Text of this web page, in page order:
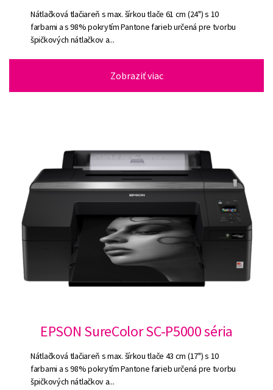
Nátlačková tlačiareň s max. šírkou tlače 61 cm (24") s 10
farbami a s 98% pokrytím Pantone farieb určená pre tvorbu
špičkových nátlačkov a...
Zobraziť viac
EPSON SureColor SC-P5000 séria
Nátlačková tlačiareň s max. šírkou tlače 43 cm (17") s 10
farbami a s 98% pokrytím Pantone farieb určená pre tvorbu
špičkových nátlačkov a...